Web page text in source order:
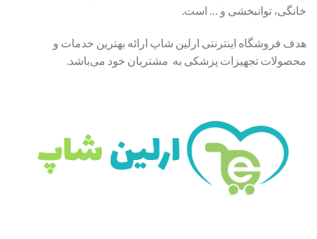
خانگی، توانبخشی و … است.
هدف فروشگاه اینترنتی ارلین شاپ ارائه بهترین خدمات و
محصولات تجهیزات پزشکی به مشتریان خود می‌باشد.